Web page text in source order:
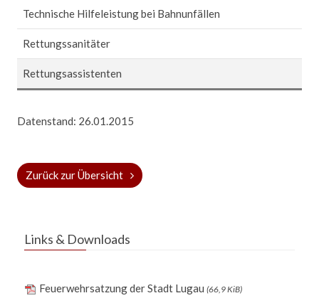
Rettungsassistenten
Technische Hilfeleistung bei Bahnunfällen
Rettungssanitäter
Datenstand: 26.01.2015
Zurück zur Übersicht
Links & Downloads
Feuerwehrsatzung der Stadt Lugau (66,9 KiB)